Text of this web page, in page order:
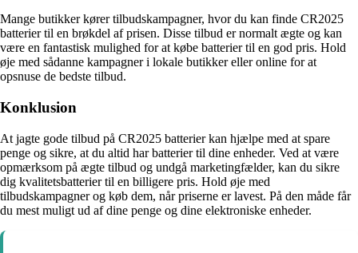
Mange butikker kører tilbudskampagner, hvor du kan finde CR2025
batterier til en brøkdel af prisen. Disse tilbud er normalt ægte og kan
være en fantastisk mulighed for at købe batterier til en god pris. Hold
øje med sådanne kampagner i lokale butikker eller online for at
opsnuse de bedste tilbud.
Konklusion
At jagte gode tilbud på CR2025 batterier kan hjælpe med at spare
penge og sikre, at du altid har batterier til dine enheder. Ved at være
opmærksom på ægte tilbud og undgå marketingfælder, kan du sikre
dig kvalitetsbatterier til en billigere pris. Hold øje med
tilbudskampagner og køb dem, når priserne er lavest. På den måde får
du mest muligt ud af dine penge og dine elektroniske enheder.